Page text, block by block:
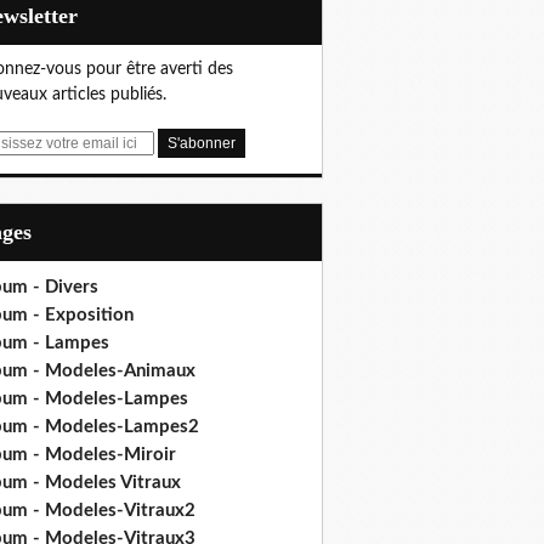
vous pour être averti des
articles publiés.
- Divers
- Exposition
- Lampes
- Modeles-Animaux
- Modeles-Lampes
- Modeles-Lampes2
- Modeles-Miroir
- Modeles Vitraux
- Modeles-Vitraux2
- Modeles-Vitraux3